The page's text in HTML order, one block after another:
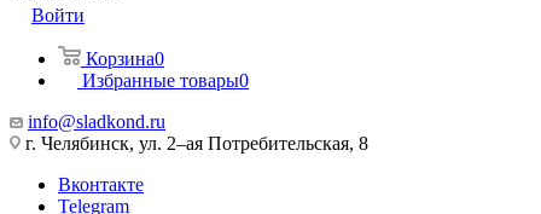
Войти
Корзина0
Избранные товары0
info@sladkond.ru
г. Челябинск, ул. 2–ая Потребительская, 8
Вконтакте
Telegram